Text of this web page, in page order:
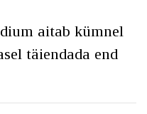
aitab kümnel
täiendada end